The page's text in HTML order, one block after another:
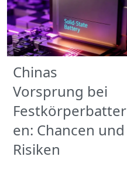
Chinas
Vorsprung bei
en: Chancen und
Risiken